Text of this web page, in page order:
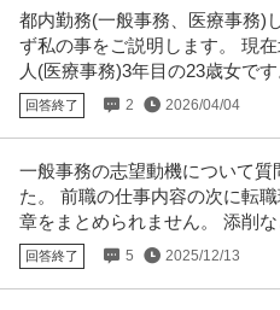
業昇給あり 資格取得支援制度 残業月20
年収500万円〜700万円
【職種】営業＞法人営業 【業種】建設
当該求人をビズリーチ上で閲
…続きを見
都内勤務(一般事務、医療事務)
ず私の事をご説明します。 現
人(医療事務)3年目の23歳女で
回答終了 2 2026/04/04
一般事務の志望動機について
た。 前職の仕事内容の次に転
章をまとめられません。 添削
回答終了 5 2025/12/13